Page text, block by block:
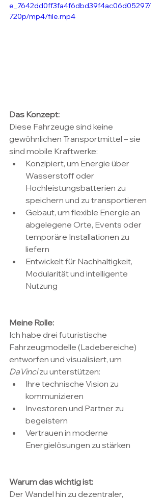
e_7642dd0ff3fa4f6dbd39f4ac06d05297/
720p/mp4/file.mp4
Das Konzept:
Diese Fahrzeuge sind keine
gewöhnlichen Transportmittel – sie
sind mobile Kraftwerke:
Konzipiert, um Energie über
Wasserstoff oder
Hochleistungsbatterien zu
speichern und zu transportieren
Gebaut, um flexible Energie an
abgelegene Orte, Events oder
temporäre Installationen zu
liefern
Entwickelt für Nachhaltigkeit,
Modularität und intelligente
Nutzung
Meine Rolle:
Ich habe drei futuristische
Fahrzeugmodelle (Ladebereiche)
entworfen und visualisiert, um
DaVinci zu unterstützen:
Ihre technische Vision zu
kommunizieren
Investoren und Partner zu
begeistern
Vertrauen in moderne
Energielösungen zu stärken
Warum das wichtig ist:
Der Wandel hin zu dezentraler,